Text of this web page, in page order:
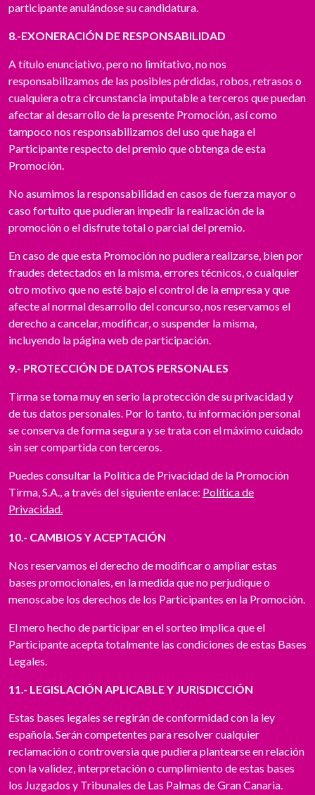
participante anulándose su candidatura.
8.-EXONERACIÓN DE RESPONSABILIDAD
A título enunciativo, pero no limitativo, no nos
responsabilizamos de las posibles pérdidas, robos, retrasos o
cualquiera otra circunstancia imputable a terceros que puedan
afectar al desarrollo de la presente Promoción, así como
tampoco nos responsabilizamos del uso que haga el
Participante respecto del premio que obtenga de esta
Promoción.
No asumimos la responsabilidad en casos de fuerza mayor o
caso fortuito que pudieran impedir la realización de la
promoción o el disfrute total o parcial del premio.
En caso de que esta Promoción no pudiera realizarse, bien por
fraudes detectados en la misma, errores técnicos, o cualquier
otro motivo que no esté bajo el control de la empresa y que
afecte al normal desarrollo del concurso, nos reservamos el
derecho a cancelar, modificar, o suspender la misma,
incluyendo la página web de participación.
9.- PROTECCIÓN DE DATOS PERSONALES
Tirma se toma muy en serio la protección de su privacidad y
de tus datos personales. Por lo tanto, tu información personal
se conserva de forma segura y se trata con el máximo cuidado
sin ser compartida con terceros.
Puedes consultar la Política de Privacidad de la Promoción
Tirma, S.A., a través del siguiente enlace: Política de
Privacidad.
10.- CAMBIOS Y ACEPTACIÓN
Nos reservamos el derecho de modificar o ampliar estas
bases promocionales, en la medida que no perjudique o
menoscabe los derechos de los Participantes en la Promoción.
El mero hecho de participar en el sorteo implica que el
Participante acepta totalmente las condiciones de estas Bases
Legales.
11.- LEGISLACIÓN APLICABLE Y JURISDICCIÓN
Estas bases legales se regirán de conformidad con la ley
española. Serán competentes para resolver cualquier
reclamación o controversia que pudiera plantearse en relación
con la validez, interpretación o cumplimiento de estas bases
los Juzgados y Tribunales de Las Palmas de Gran Canaria.